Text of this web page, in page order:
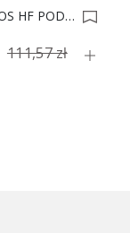
AVENTOS HF PODNOŚNIK 480-570 20F3200 *** 0004078
111,57 zł